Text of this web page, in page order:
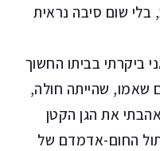
בלי שום סיבה נראית
ביקרתי בביתו החשוך
שאמו, שהייתה חולה,
את הגן הקטן
החום-אדמדם של